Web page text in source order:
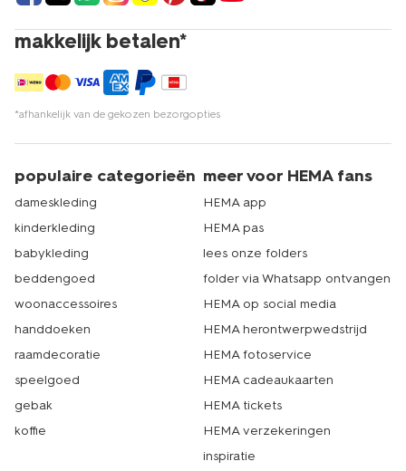
makkelijk betalen*
*afhankelijk van de gekozen bezorgopties
populaire categorieën
dameskleding
kinderkleding
babykleding
beddengoed
woonaccessoires
handdoeken
raamdecoratie
speelgoed
gebak
koffie
meer voor HEMA fans
HEMA app
HEMA pas
lees onze folders
folder via Whatsapp ontvangen
HEMA op social media
HEMA herontwerpwedstrijd
HEMA fotoservice
HEMA cadeaukaarten
HEMA tickets
HEMA verzekeringen
inspiratie